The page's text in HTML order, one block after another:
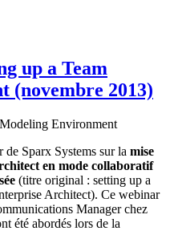
up a Team
(novembre 2013)
de Sparx Systems sur la mise
en mode collaboratif
(titre original : setting up a
Architect). Ce webinar
Manager chez
été abordés lors de la